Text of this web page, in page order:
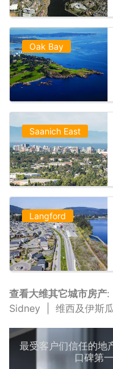
Oak Bay
Saanich East
Langford
查看大维其它城市房产:
Sidney
维西及伊斯
最受客户们信任的地
口碑第一